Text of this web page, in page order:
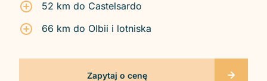
52 km do Castelsardo
66 km do Olbii i lotniska
Zapytaj o cenę